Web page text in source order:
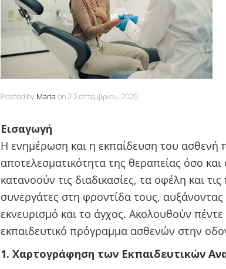
Posted by Maria on2 Σεπτεμβρίου, 2025
Εισαγωγή
Η ενημέρωση και η εκπαίδευση του ασθενή
αποτελεσματικότητα της θεραπείας όσο
κατανοούν τις διαδικασίες, τα οφέλη και
συνεργάτες στη φροντίδα τους,
εκνευρισμό και το άγχος. Ακολουθούν
εκπαιδευτικό πρόγραμμα ασθενών στην
1. Χαρτογράφηση των Εκπαιδευτικών